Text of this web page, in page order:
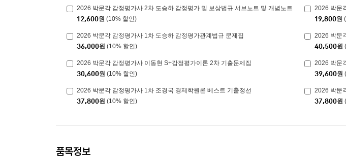
2026 박문각 감정평가사 2차 도승하 감정평가 및 보상법규 서브노트 및 개념노트
12,600원 (10% 할인)
2026 박문
19,800원
2026 박문각 감정평가사 1차 도승하 감정평가관계법규 문제집
36,000원 (10% 할인)
2026 박문
40,500원
2026 박문각 감정평가사 이동현 S+감정평가이론 2차 기출문제집
30,600원 (10% 할인)
2026 박문
39,600원
2026 박문각 감정평가사 1차 조경국 경제학원론 베스트 기출정선
37,800원 (10% 할인)
2026 박문
37,800원
품목정보